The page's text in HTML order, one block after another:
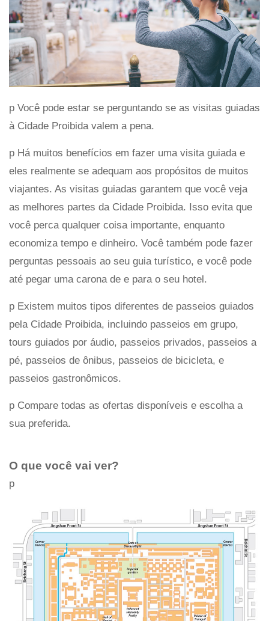
p Você pode estar se perguntando se as visitas guiadas
à Cidade Proibida valem a pena.
p Há muitos benefícios em fazer uma visita guiada e
eles realmente se adequam aos propósitos de muitos
viajantes. As visitas guiadas garantem que você veja
as melhores partes da Cidade Proibida. Isso evita que
você perca qualquer coisa importante, enquanto
economiza tempo e dinheiro. Você também pode fazer
perguntas pessoais ao seu guia turístico, e você pode
até pegar uma carona de e para o seu hotel.
p Existem muitos tipos diferentes de passeios guiados
pela Cidade Proibida, incluindo passeios em grupo,
tours guiados por áudio, passeios privados, passeios a
pé, passeios de ônibus, passeios de bicicleta, e
passeios gastronômicos.
p Compare todas as ofertas disponíveis e escolha a
sua preferida.
O que você vai ver?
p